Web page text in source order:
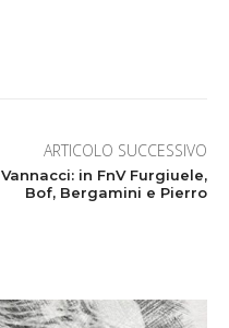
ARTICOLO SUCCESSIVO
Vannacci: in FnV Furgiuele,
Bof, Bergamini e Pierro